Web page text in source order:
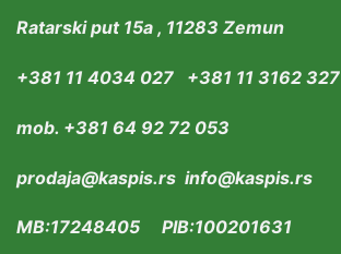
Ratarski put 15a , 11283 Zemun
+381 11 4034 027 +381 11 3162 327
mob. +381 64 92 72 053
prodaja@kaspis.rs info@kaspis.rs
MB:17248405 PIB:100201631